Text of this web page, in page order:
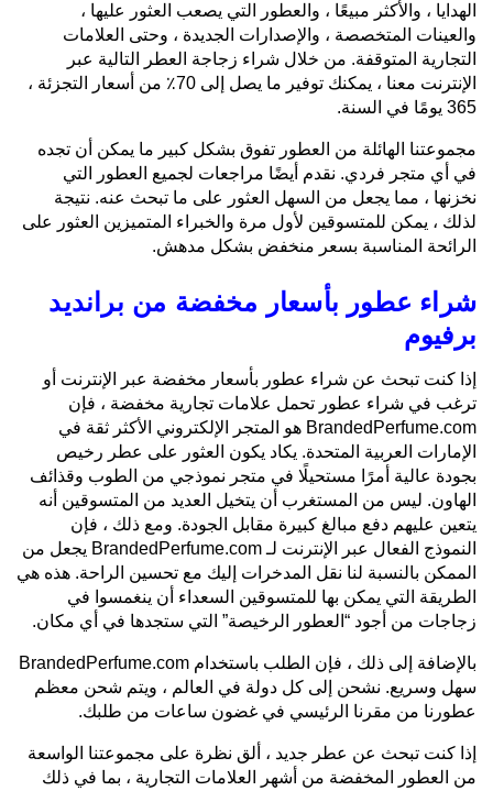
الهدايا ، والأكثر مبيعًا ، والعطور التي يصعب العثور عليها ،
والعينات المتخصصة ، والإصدارات الجديدة ، وحتى العلامات
التجارية المتوقفة. من خلال شراء زجاجة العطر التالية عبر
الإنترنت معنا ، يمكنك توفير ما يصل إلى 70٪ من أسعار التجزئة ،
365 يومًا في السنة.
مجموعتنا الهائلة من العطور تفوق بشكل كبير ما يمكن أن تجده
في أي متجر فردي. نقدم أيضًا مراجعات لجميع العطور التي
نخزنها ، مما يجعل من السهل العثور على ما تبحث عنه. نتيجة
لذلك ، يمكن للمتسوقين لأول مرة والخبراء المتميزين العثور على
الرائحة المناسبة بسعر منخفض بشكل مدهش.
شراء عطور بأسعار مخفضة من برانديد
برفيوم
إذا كنت تبحث عن شراء عطور بأسعار مخفضة عبر الإنترنت أو
ترغب في شراء عطور تحمل علامات تجارية مخفضة ، فإن
BrandedPerfume.com هو المتجر الإلكتروني الأكثر ثقة في
الإمارات العربية المتحدة. يكاد يكون العثور على عطر رخيص
بجودة عالية أمرًا مستحيلًا في متجر نموذجي من الطوب وقذائف
الهاون. ليس من المستغرب أن يتخيل العديد من المتسوقين أنه
يتعين عليهم دفع مبالغ كبيرة مقابل الجودة. ومع ذلك ، فإن
النموذج الفعال عبر الإنترنت لـ BrandedPerfume.com يجعل من
الممكن بالنسبة لنا نقل المدخرات إليك مع تحسين الراحة. هذه هي
الطريقة التي يمكن بها للمتسوقين السعداء أن ينغمسوا في
زجاجات من أجود “العطور الرخيصة” التي ستجدها في أي مكان.
بالإضافة إلى ذلك ، فإن الطلب باستخدام BrandedPerfume.com
سهل وسريع. نشحن إلى كل دولة في العالم ، ويتم شحن معظم
عطورنا من مقرنا الرئيسي في غضون ساعات من طلبك.
إذا كنت تبحث عن عطر جديد ، ألق نظرة على مجموعتنا الواسعة
من العطور المخفضة من أشهر العلامات التجارية ، بما في ذلك